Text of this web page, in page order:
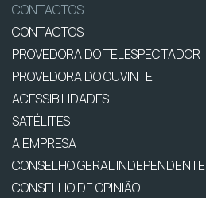
CONTACTOS
CONTACTOS
PROVEDORA DO TELESPECTADOR
PROVEDORA DO OUVINTE
ACESSIBILIDADES
SATÉLITES
A EMPRESA
CONSELHO GERAL INDEPENDENTE
CONSELHO DE OPINIÃO